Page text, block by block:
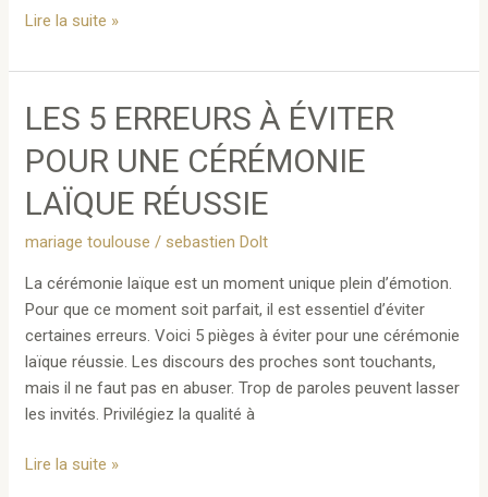
Les
erreurs
éviter
le
jour
mariage
Lire la suite »
LES 5 ERREURS À ÉVITER
POUR UNE CÉRÉMONIE
LAÏQUE RÉUSSIE
mariage toulouse / sebastien Dolt
La cérémonie laïque est un moment unique plein d’émotion.
Pour que ce moment soit parfait, il est essentiel d’éviter
certaines erreurs. Voici 5 pièges à éviter pour une cérémonie
laïque réussie. Les discours des proches sont touchants,
mais il ne faut pas en abuser. Trop de paroles peuvent lasser
les invités. Privilégiez la qualité à
Les
Lire la suite »